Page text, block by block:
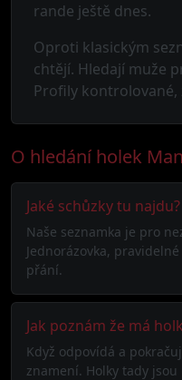
rande ještě dnes.
Oproti klasickým
chtějí. Hledají muže
Profily kontrolované,
O hledání holek
Jaké schůzky tu najdu?
Naše seznamka je pro
Jednorázovka,
přání.
Jak poznám že má
Když odpovídá a
znamení. Holky tady